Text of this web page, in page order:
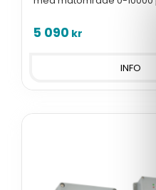
5 090 kr
INFO